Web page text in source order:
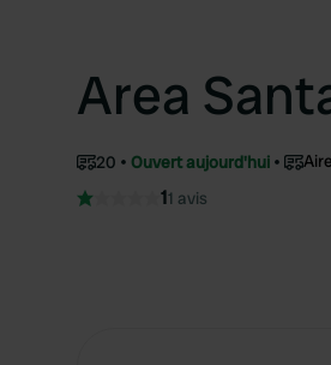
Area
20 Ouvert aujourd'hui
11 avis